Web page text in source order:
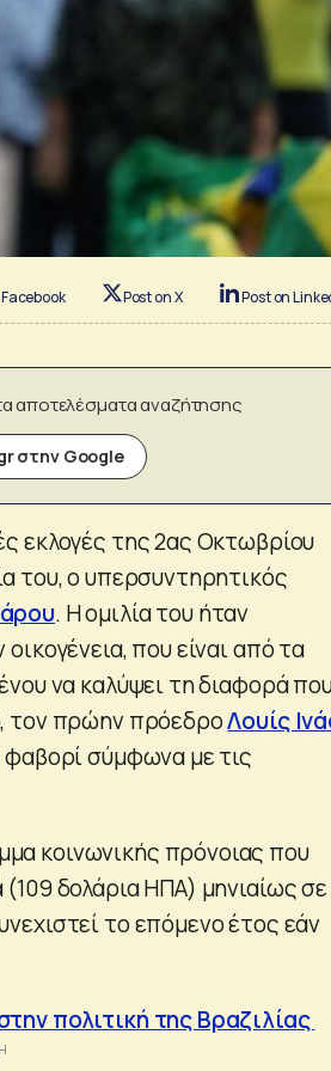
Post on X Post on
αποτελέσματα αναζήτησης
στην Google
εκλογές της 2ας Οκτωβρίου
του, ο υπερσυντηρητικός
. Η ομιλία του ήταν
που είναι από τα
να καλύψει τη διαφορά
τον πρώην πρόεδροΛουίς
φαβορί σύμφωνα με τις
κοινωνικής πρόνοιας που
δολάρια ΗΠΑ) μηνιαίως σε
το επόμενο έτος εάν
πολιτική της Βραζιλίας